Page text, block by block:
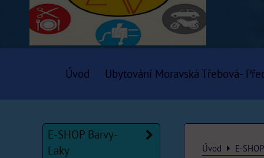
Úvod Ubytování Moravská Třebová-
Úvod E-
E-SHOP Barvy-
Laky